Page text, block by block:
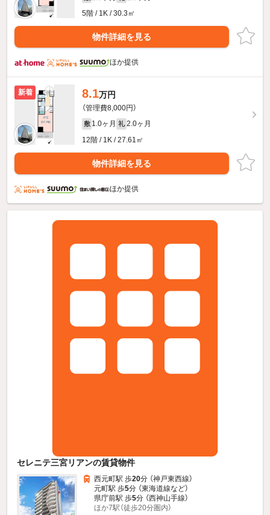
5階 / 1K / 30.3㎡
物件詳細を見る
ほか提供
新着 8.1万円
（管理費8,000円）
敷 1.0ヶ月 礼 2.0ヶ月
12階 / 1K / 27.61㎡
物件詳細を見る
ほか提供
セレニテ三宮リアンの賃貸物件
西元町駅 歩20分 （神戸東西線）
元町駅 歩5分 （東海道線など）
県庁前駅 歩5分 （西神山手線）
ほか7駅（徒歩20分圏内）